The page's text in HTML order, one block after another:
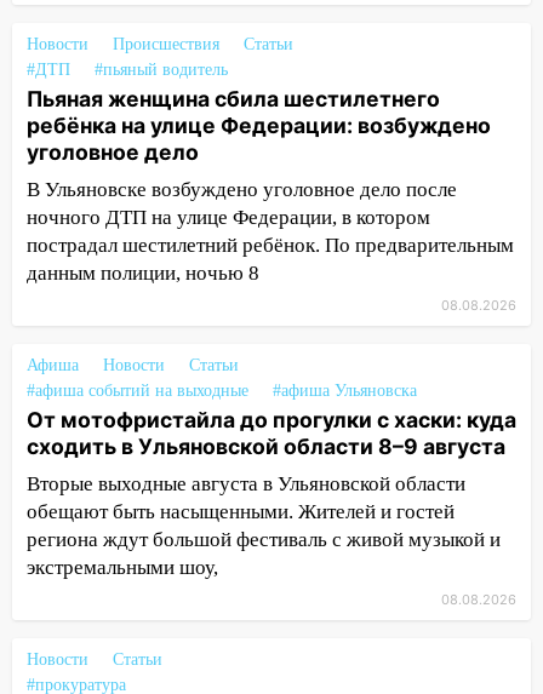
13:15
Трижды «брал в долг» без спроса:
житель Вешкаймского района похитил у
знакомого 191 тысячу рублей
13:14 Ураган оторвал светофор на
проспекте Филатова в Ульяновске
13:12 Дерево пробило крышу дома на
Новгородской в Ульяновске и рухнуло
на электрощит
В Заволжском районе дерево
13:08
Ураган ударил по Ульяновску:
сорванные крыши, поваленные деревья,
затопленные улицы и остановившиеся
трамваи
12:17 Ульяновск накрыл крупный град:
после ливня город снова уходит под
воду
Прокуратура взяла на контроль
Федерации
Новости Происшествия
Статьи
#ДТП
#пьяный водитель
Пьяная женщина сбила шестилетнего
ребёнка на улице Федерации: возбуждено
уголовное дело
В Ульяновске возбуждено уголовное дело после
ночного ДТП на улице Федерации, в котором
пострадал шестилетний ребёнок. По предварительным
данным полиции, ночью 8
08.08.2026
Афиша Новости
Статьи
#афиша событий на выходные
#афиша Ульяновска
От мотофристайла до прогулки с хаски: куда
сходить в Ульяновской области 8–9 августа
Вторые выходные августа в Ульяновской области
обещают быть насыщенными. Жителей и гостей
региона ждут большой фестиваль с живой музыкой и
экстремальными шоу,
08.08.2026
Новости
Статьи
#прокуратура